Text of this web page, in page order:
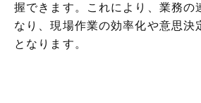
握できます。これにより、業務の
なり、現場作業の効率化や意思決
となります。